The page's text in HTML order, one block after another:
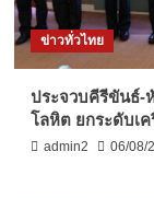
ข่าวทั่วไทย
ประจวบคีรีขันธ์-
โลหิต ยกระดับเ
admin2 06/08/